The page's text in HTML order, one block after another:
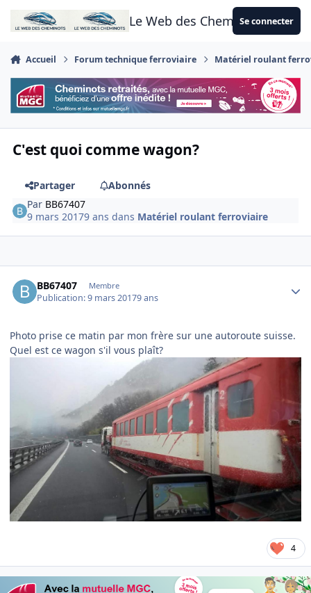
Aller au contenu
Le Web des CheminotsSe connecter
Accueil Forum technique ferroviaire Matériel roulant
C'est quoi comme wagon?
Partager
Abonnés
Par BB67407
9 mars 20179 ans dans Matériel roulant ferroviaire
BB67407 Membre
Publication:9 mars 20179 ans
Photo prise ce matin par mon frère sur une autoroute suisse.
Quel est ce wagon s'il vous plaît?
4